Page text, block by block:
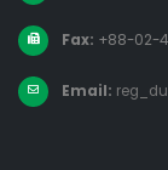
Fax: +88-02-
Email: